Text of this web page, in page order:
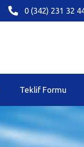
0 (342) 231 32
Teklif Formu